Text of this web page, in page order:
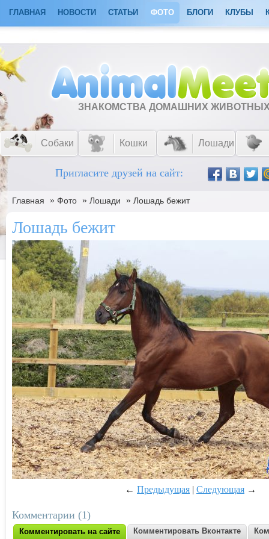
ГЛАВНАЯ НОВОСТИ СТАТЬИ ФОТО БЛОГИ КЛУБЫ
ЗНАКОМСТВА ДОМАШНИХ
Собаки Кошки Лошади
Пригласите друзей на сайт:
Главная » Фото » Лошади » Лошадь бежит
Лошадь бежит
← Предыдущая | Следующая →
Комментарии (1)
Комментировать на сайте Комментировать Вконтакте